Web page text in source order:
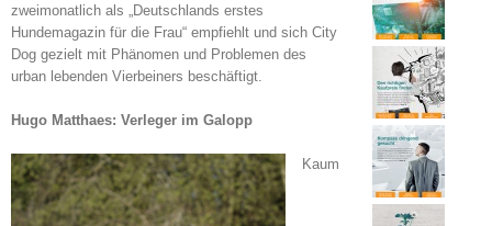
zweimonatlich als „Deutschlands erstes
Hundemagazin für die Frau“ empfiehlt und sich City
Dog gezielt mit Phänomen und Problemen des
urban lebenden Vierbeiners beschäftigt.
Hugo Matthaes: Verleger im Galopp
Kaum